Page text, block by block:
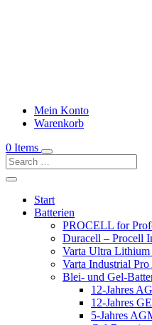
Mein Konto
Warenkorb
0 Items
Start
Batterien
PROCELL for
Duracell – Procell
Varta Ultra
Varta Industrial
Blei- und Gel-
12-Jahres
12-Jahres
5-Jahres